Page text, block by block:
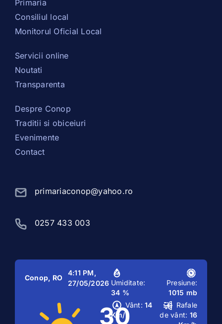
Primaria
Consiliul local
Monitorul Oficial Local
Servicii online
Noutati
Transparenta
Despre Conop
Traditii si obiceiuri
Evenimente
Contact
primariaconop@yahoo.ro
0257 433 003
Conop, RO
4:11 PM,
27/05/2026
30
Umiditate:
34 %
Presiune:
1015 mb
Vânt: 14
Km/h
Rafale
de vânt: 16